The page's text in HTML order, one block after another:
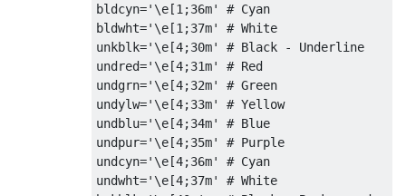
bldcyn='\e[1;36m'
# Cyan
bldwht='\e[1;37m'
# White
unkblk='\e[4;30m'
# Black - Underline
undred='\e[4;31m'
# Red
undgrn='\e[4;32m'
# Green
undylw='\e[4;33m'
# Yellow
undblu='\e[4;34m'
# Blue
undpur='\e[4;35m'
# Purple
undcyn='\e[4;36m'
# Cyan
undwht='\e[4;37m'
# White